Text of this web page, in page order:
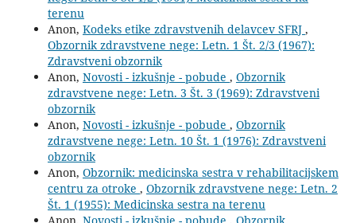
terenu
Anon, Kodeks etike zdravstvenih delavcev SFRJ ,
Obzornik zdravstvene nege: Letn. 1 Št. 2/3 (1967):
Zdravstveni obzornik
Anon, Novosti - izkušnje - pobude , Obzornik
zdravstvene nege: Letn. 3 Št. 3 (1969): Zdravstveni
obzornik
Anon, Novosti - izkušnje - pobude , Obzornik
zdravstvene nege: Letn. 10 Št. 1 (1976): Zdravstveni
obzornik
Anon, Obzornik: medicinska sestra v rehabilitacijskem
centru za otroke , Obzornik zdravstvene nege: Letn. 2
Št. 1 (1955): Medicinska sestra na terenu